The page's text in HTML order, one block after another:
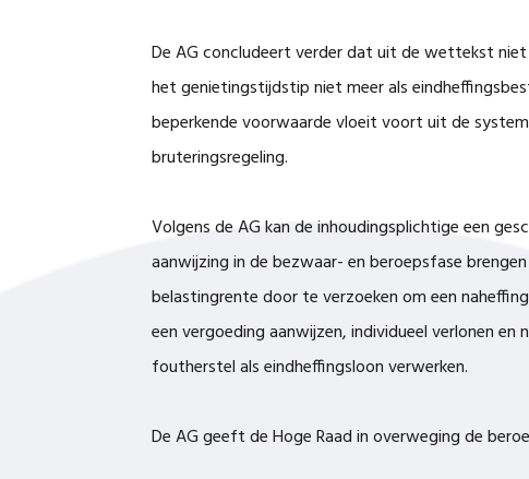
De AG concludeert verder dat uit de wettekst
het genietingstijdstip niet meer als
beperkende voorwaarde vloeit voort uit de
bruteringsregeling.
Volgens de AG kan de inhoudingsplichtige een
aanwijzing in de bezwaar- en beroepsfase
belastingrente door te verzoeken om een
een vergoeding aanwijzen, individueel verlonen
foutherstel als eindheffingsloon verwerken.
De AG geeft de Hoge Raad in overweging de